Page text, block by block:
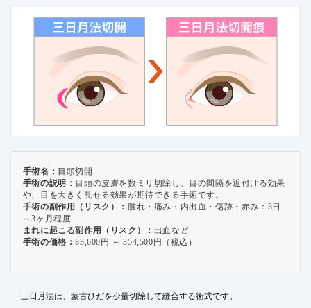
手術名： 目頭切開
手術の説明： 目頭の皮膚を数ミリ切除し、目の間隔を近付ける効果
や、目を大きく見せる効果が期待できる手術です。
手術の副作用（リスク）： 腫れ・痛み・内出血・傷跡・赤み：3日
～3ヶ月程度
まれに起こる副作用（リスク）： 出血など
手術の価格：83,600円 ～ 354,500円（税込）
三日月法は、蒙古ひだを少量切除して縫合する術式です。